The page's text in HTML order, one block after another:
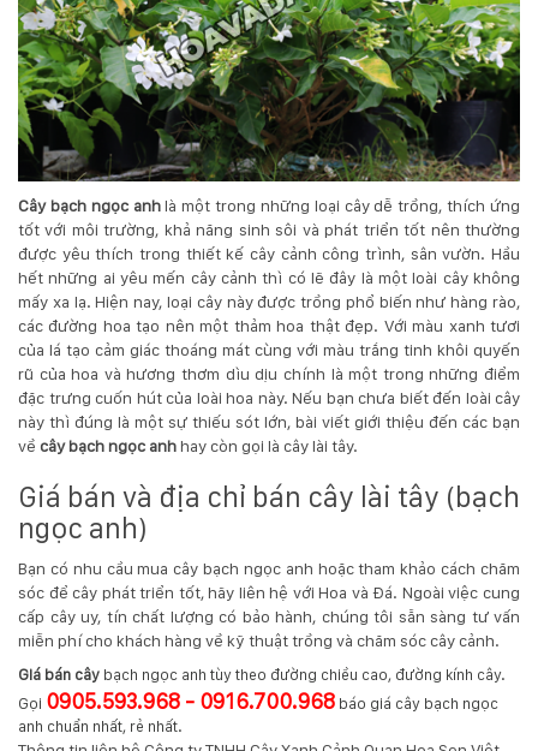
Hòa
Quý
-
TP.
Đà
Nẵng
Cây bạch ngọc anhlà một trong những loại cây dễ trồng, thích ứng
tốt với môi trường, khả năng sinh sôi và phát triển tốt nên thường
được yêu thích trong thiết kế cây cảnh công trình, sân vườn. Hầu
hết những ai yêu mến cây cảnh thì có lẽ đây là một loài cây không
mấy xa lạ. Hiện nay, loại cây này được trồng phổ biến như hàng rào,
các đường hoa tạo nên một thảm hoa thật đẹp. Với màu xanh tươi
của lá tạo cảm giác thoáng mát cùng với màu trắng tinh khôi quyến
rũ của hoa và hương thơm dìu dịu chính là một trong những điểm
đặc trưng cuốn hút của loài hoa này. Nếu bạn chưa biết đến loài cây
này thì đúng là một sự thiếu sót lớn, bài viết giới thiệu đến các bạn
về cây bạch ngọc anhhay còn gọi là cây lài tây.
Giá bán và địa chỉ bán cây lài tây (bạch
ngọc anh)
Bạn có nhu cầu mua cây bạch ngọc anh hoặc tham khảo cách chăm
sóc để cây phát triển tốt, hãy liên hệ với Hoa và Đá. Ngoài việc cung
cấp cây uy, tín chất lượng có bảo hành, chúng tôi sẵn sàng tư vấn
miễn phí cho khách hàng về kỹ thuật trồng và chăm sóc cây cảnh.
Giá bán cây bạch ngọc anh tùy theo đường chiều cao, đường kính cây.
Gọi 0905.593.968 - 0916.700.968 báo giá cây bạch ngọc
anh chuẩn nhất, rẻ nhất.